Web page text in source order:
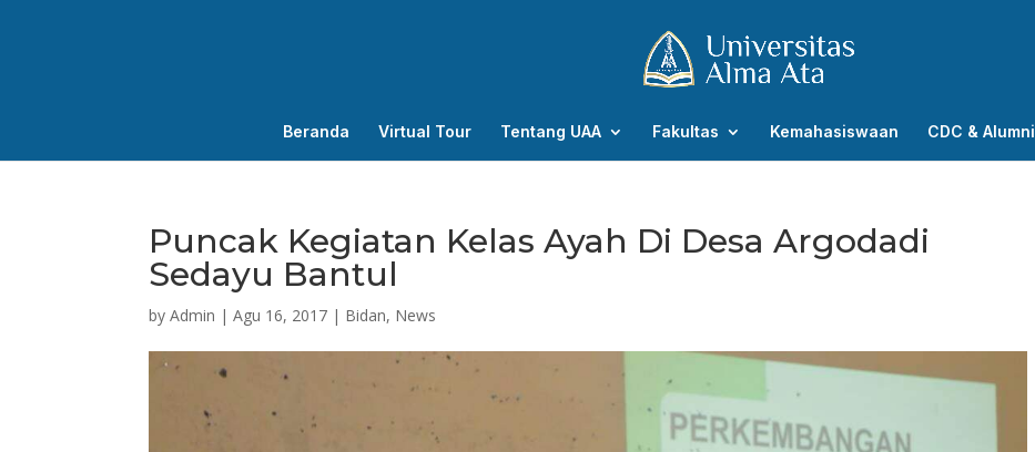
Beranda Virtual Tour Tentang UAA Fakultas Kemahasiswaan CDC & Alumni
Puncak Kegiatan Kelas Ayah Di Desa Argodadi
Sedayu Bantul
byAdmin |Agu 16, 2017 | Bidan, News